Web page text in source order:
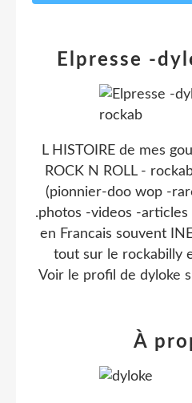
Elpresse -
L HISTOIRE de mes
ROCK N ROLL -
(pionnier-doo wop -
.photos -videos -
en Francais souvent
tout sur le rockabilly
Voir le profil de dyloke
À